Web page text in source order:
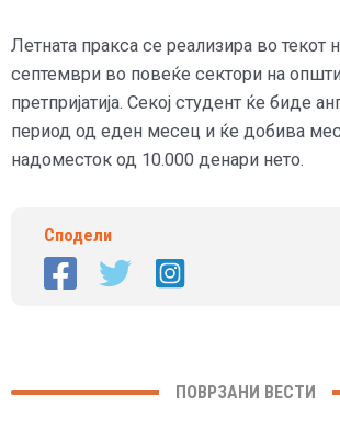
Летната пракса се реализира во текот
септември во повеќе сектори на
претпријатија. Секој студент ќе биде
период од еден месец и ќе добива
надоместок од 10.000 денари нето.
Сподели
ПОВРЗАНИ ВЕСТИ